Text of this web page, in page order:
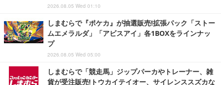
2026.08.05 Wed 01:10
しまむらで『ポケカ』が抽選販売!拡張パック「ストー
ムエメラルダ」「アビスアイ」各1BOXをラインナッ
プ
2026.08.05 Wed 05:00
しまむらで「競走馬」ジップパーカやトレーナー、雑
貨が受注販売!トウカイテイオー、サイレンススズカな